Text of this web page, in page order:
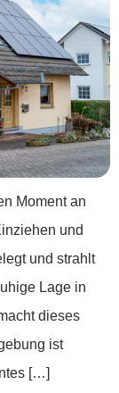
Moment an
und
und strahlt
Lage in
dieses
ist
[…]